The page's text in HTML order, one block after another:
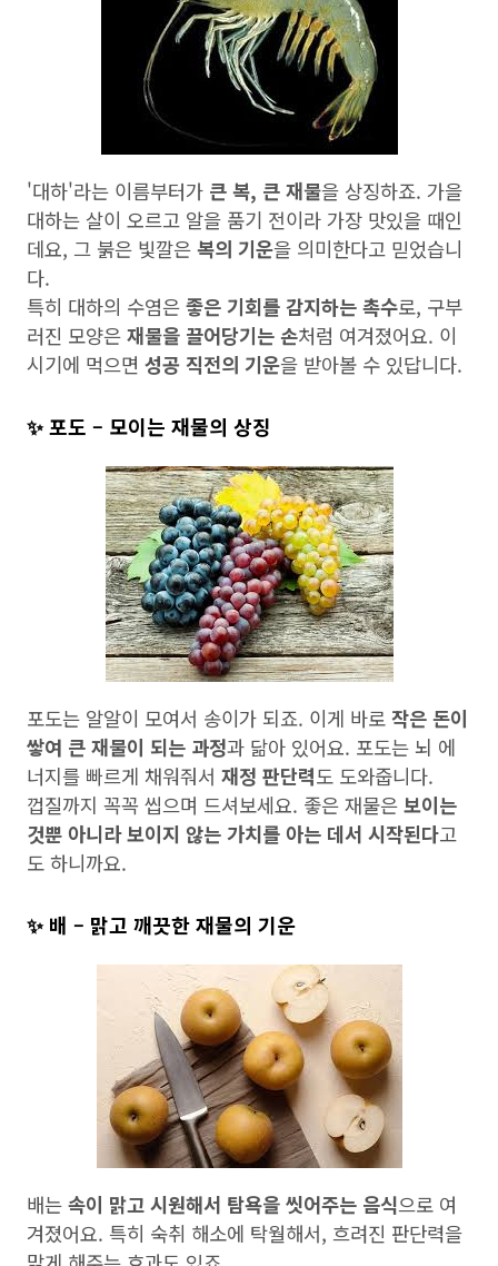
'대하'라는 이름부터가 큰 복, 큰 재물을 상징하죠. 가을
대하는 살이 오르고 알을 품기 전이라 가장 맛있을 때인
데요, 그 붉은 빛깔은 복의 기운을 의미한다고 믿었습니
다.
특히 대하의 수염은 좋은 기회를 감지하는 촉수로, 구부
러진 모양은 재물을 끌어당기는 손처럼 여겨졌어요. 이
시기에 먹으면 성공 직전의 기운을 받아볼 수 있답니다.
✨ 포도 – 모이는 재물의 상징
포도는 알알이 모여서 송이가 되죠. 이게 바로 작은 돈이
쌓여 큰 재물이 되는 과정과 닮아 있어요. 포도는 뇌 에
너지를 빠르게 채워줘서 재정 판단력도 도와줍니다.
껍질까지 꼭꼭 씹으며 드셔보세요. 좋은 재물은 보이는
것뿐 아니라 보이지 않는 가치를 아는 데서 시작된다고
도 하니까요.
✨ 배 – 맑고 깨끗한 재물의 기운
배는 속이 맑고 시원해서 탐욕을 씻어주는 음식으로 여
겨졌어요. 특히 숙취 해소에 탁월해서, 흐려진 판단력을